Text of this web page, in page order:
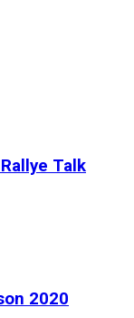
Talk
2020